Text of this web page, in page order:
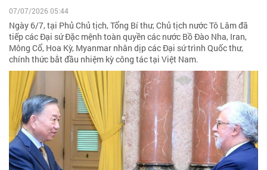
07/07/2026 05:44
Ngày 6/7, tại Phủ Chủ tịch, Tổng Bí thư, Chủ tịch nước Tô Lâm đã
tiếp các Đại sứ Đặc mệnh toàn quyền các nước Bồ Đào Nha, Iran,
Mông Cổ, Hoa Kỳ, Myanmar nhân dịp các Đại sứ trình Quốc thư,
chính thức bắt đầu nhiệm kỳ công tác tại Việt Nam.